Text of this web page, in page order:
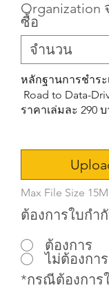
Organization
ซื้อ
หลักฐานการชำระ
Road to Data-
ราคาเล่มละ 290
Max File Size
ต้องการใบกำ
ต้องการ
ไม่ต้องการ
*กรณีต้องการ